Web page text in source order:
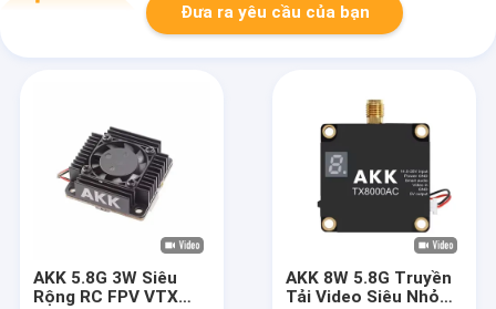
Đưa ra yêu cầu của bạn
AKK 5.8G 3W Siêu
Rộng RC FPV VTX
AKK 8W 5.8G Truyền
Tải Video Siêu Nhỏ